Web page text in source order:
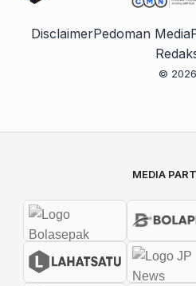
DisclaimerPedoman Media
©
MEDIA